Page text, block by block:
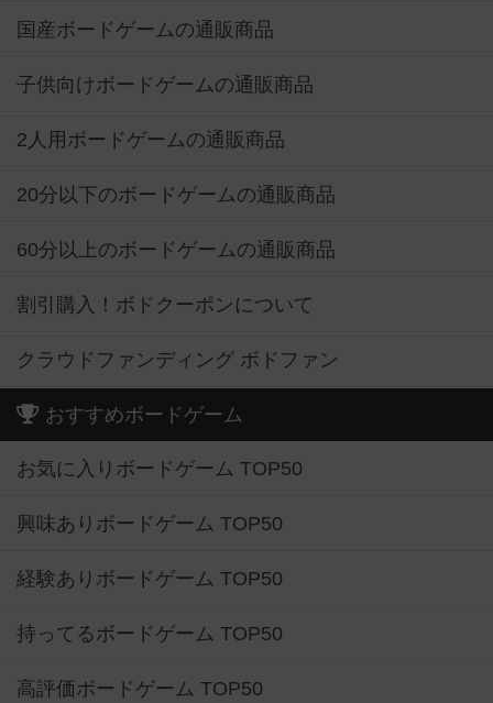
国産ボードゲームの通販商品
子供向けボードゲームの通販商品
2人用ボードゲームの通販商品
20分以下のボードゲームの通販商品
60分以上のボードゲームの通販商品
割引購入！ボドクーポンについて
クラウドファンディング ボドファン
おすすめボードゲーム
お気に入りボードゲーム TOP50
興味ありボードゲーム TOP50
経験ありボードゲーム TOP50
持ってるボードゲーム TOP50
高評価ボードゲーム TOP50